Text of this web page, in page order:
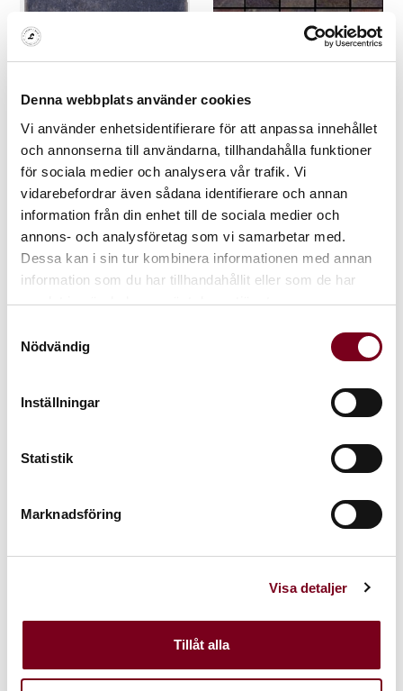
Denna webbplats använder cookies
Vi använder enhetsidentifierare för att anpassa innehållet
och annonserna till användarna, tillhandahålla funktioner
för sociala medier och analysera vår trafik. Vi
vidarebefordrar även sådana identifierare och annan
information från din enhet till de sociala medier och
annons- och analysföretag som vi samarbetar med.
Dessa kan i sin tur kombinera informationen med annan
information som du har tillhandahållit eller som de har
samlat in när du har använt deras tjänster.
Nödvändig
Inställningar
Statistik
Marknadsföring
Visa detaljer
Tillåt alla
Monterrey Marino Klinker
15x15cm
Vives 379:-/m2
379 kr
Magma Mosiak 5x5cm
(30x30cm ark)
Grespania 1309:-/m2
1.309 kr
Vives 379:-/m2
Oregon Basalto 30x60cm